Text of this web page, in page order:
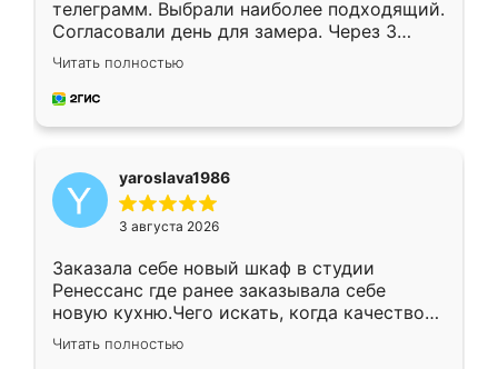
телеграмм. Выбрали наиболее подходящий.
Согласовали день для замера. Через 3
недели кухня была уже готова. Остались
довольны работой. Спасибо Ренессанс
мебель за качественную работу!
Читать полностью
yaroslava1986
3 августа 2026
Заказала себе новый шкаф в студии
Ренессанс где ранее заказывала себе
новую кухню.Чего искать, когда качеством
вполне довольна. Служит кухня уже почти
два года, нареканий нет.
Читать полностью